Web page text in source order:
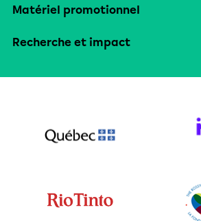
Matériel promotionnel
Recherche et impact